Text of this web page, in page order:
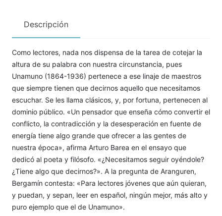
Descripción
Como lectores, nada nos dispensa de la tarea de cotejar la
altura de su palabra con nuestra circunstancia, pues
Unamuno (1864-1936) pertenece a ese linaje de maestros
que siempre tienen que decirnos aquello que necesitamos
escuchar. Se les llama clásicos, y, por fortuna, pertenecen al
dominio público. «Un pensador que enseña cómo convertir el
conflicto, la contradicción y la desesperación en fuente de
energía tiene algo grande que ofrecer a las gentes de
nuestra época», afirma Arturo Barea en el ensayo que
dedicó al poeta y filósofo. «¿Necesitamos seguir oyéndole?
¿Tiene algo que decirnos?». A la pregunta de Aranguren,
Bergamín contesta: «Para lectores jóvenes que aún quieran,
y puedan, y sepan, leer en español, ningún mejor, más alto y
puro ejemplo que el de Unamuno».